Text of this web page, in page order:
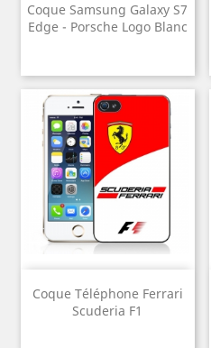
Coque Samsung Galaxy S7
Edge - Porsche Logo Blanc
Coque Téléphone Ferrari
Scuderia F1